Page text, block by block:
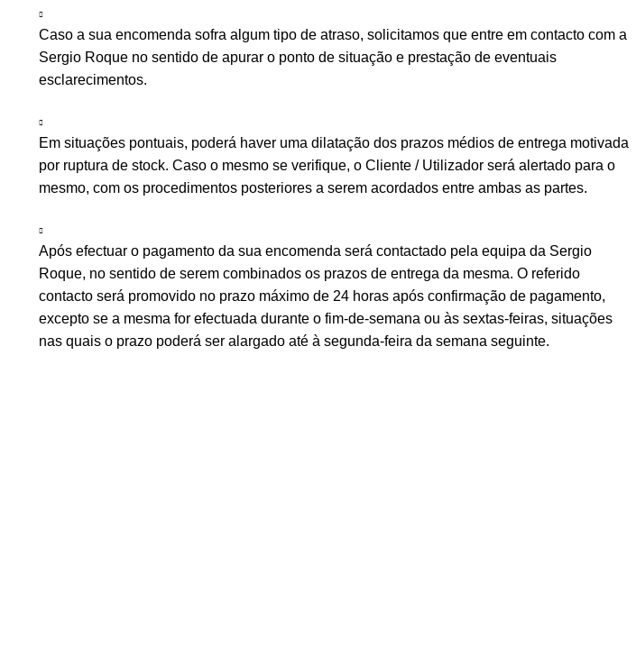
Caso a sua encomenda sofra algum tipo de atraso, solicitamos que entre em contacto com a
Sergio Roque no sentido de apurar o ponto de situação e prestação de eventuais
esclarecimentos.
Em situações pontuais, poderá haver uma dilatação dos prazos médios de entrega motivada
por ruptura de stock. Caso o mesmo se verifique, o Cliente / Utilizador será alertado para o
mesmo, com os procedimentos posteriores a serem acordados entre ambas as partes.
Após efectuar o pagamento da sua encomenda será contactado pela equipa da Sergio
Roque, no sentido de serem combinados os prazos de entrega da mesma. O referido
contacto será promovido no prazo máximo de 24 horas após confirmação de pagamento,
excepto se a mesma for efectuada durante o fim-de-semana ou às sextas-feiras, situações
nas quais o prazo poderá ser alargado até à segunda-feira da semana seguinte.